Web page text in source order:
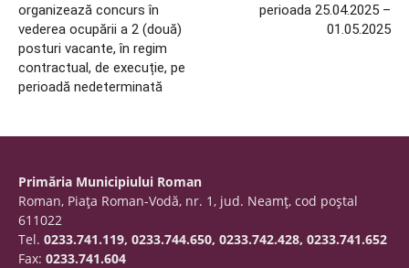
organizează concurs în
vederea ocupării a 2 (două)
posturi vacante, în regim
contractual, de execuție, pe
perioadă nedeterminată
perioada 25.04.2025 –
01.05.2025
Primăria Municipiului Roman
Roman, Piaţa Roman-Vodă, nr. 1, jud. Neamţ, cod poştal
611022
Tel. 0233.741.119, 0233.744.650, 0233.742.428, 0233.741.652
Fax: 0233.741.604